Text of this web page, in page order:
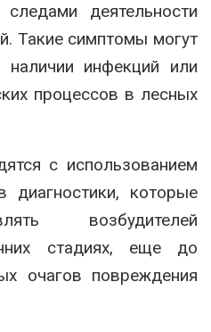
деятельности
Такие симптомы могут
наличии инфекций или
процессов в лесных
с использованием
диагностики, которые
возбудителей
стадиях, еще до
очагов повреждения